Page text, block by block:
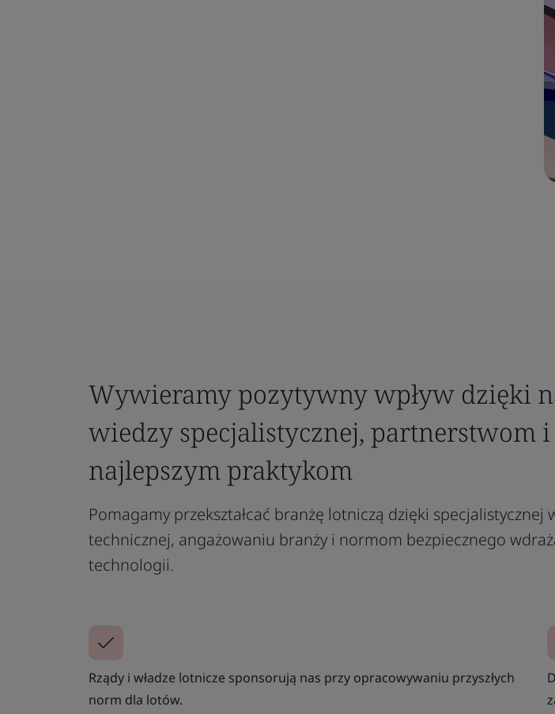
Wywieramy pozytywny wpływ dzięki
wiedzy specjalistycznej, partnerstwom i
najlepszym praktykom
Pomagamy przekształcać branżę lotniczą dzięki specjalistycznej
technicznej, angażowaniu branży i normom bezpiecznego
technologii.
Rządy i władze lotnicze sponsorują nas przy opracowywaniu przyszłych
norm dla lotów.